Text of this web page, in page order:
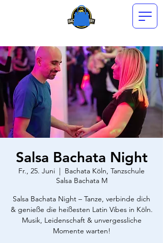
Salsa Bachata Night
Fr., 25. Juni
  |
Bachata Köln, Tanzschule
Salsa Bachata M
Salsa Bachata Night – Tanze, verbinde dich
& genieße die heißesten Latin Vibes in Köln.
Musik, Leidenschaft & unvergessliche
Momente warten!